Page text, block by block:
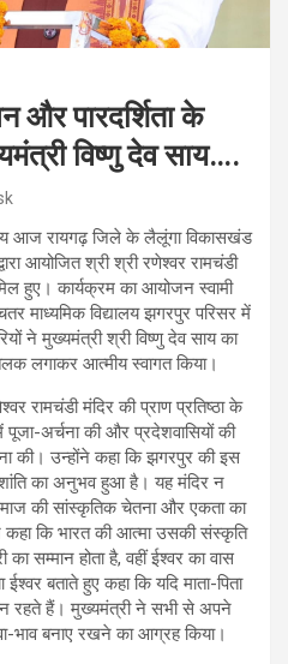
और पारदर्शिता के
विष्णु देव साय….
आज रायगढ़ जिले के लैलूंगा विकासखंड
आयोजित श्री श्री रणेश्वर रामचंडी
हुए। कार्यक्रम का आयोजन स्वामी
माध्यमिक विद्यालय झगरपुर परिसर में
ने मुख्यमंत्री श्री विष्णु देव साय का
लगाकर आत्मीय स्वागत किया।
रामचंडी मंदिर की प्राण प्रतिष्ठा के
अर्चना की और प्रदेशवासियों की
की। उन्होंने कहा कि झगरपुर की इस
का अनुभव हुआ है। यह मंदिर न
की सांस्कृतिक चेतना और एकता का
कि भारत की आत्मा उसकी संस्कृति
सम्मान होता है, वहीं ईश्वर का वास
ईश्वर बताते हुए कहा कि यदि माता-पिता
रहते हैं। मुख्यमंत्री ने सभी से अपने
भाव बनाए रखने का आग्रह किया।